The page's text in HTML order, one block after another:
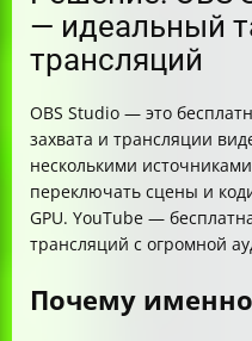
— идеальный
трансляций
OBS Studio — это
захвата и трансляции
несколькими
переключать сцены и
GPU. YouTube —
трансляций с огромной
Почему именно